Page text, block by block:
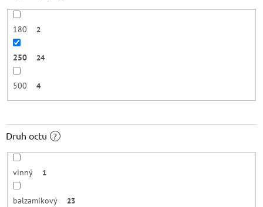
180 2
250 24
500 4
Druh octu ?
vinný 1
balzamikový 23